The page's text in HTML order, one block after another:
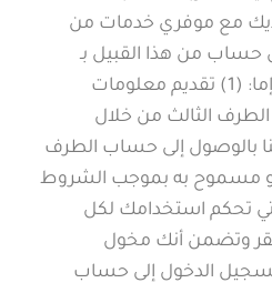
لديك مع موفري خدمات من
حساب من هذا القبيل بـ
“حساب الطرف الثالث”) إما: (1) تقديم معلومات
الثالث من خلال
السماح لنا بالوصول إلى حساب الطرف
مسموح به بموجب الشروط
تحكم استخدامك لكل
وتضمن أنك مخول
الدخول إلى حساب